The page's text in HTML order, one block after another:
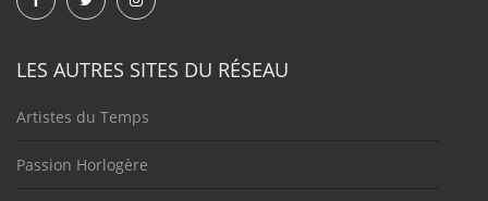
LES AUTRES SITES DU RÉSEAU
Artistes du Temps
Passion Horlogère